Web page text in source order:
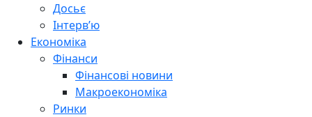
Досьє
Інтерв’ю
Економіка
Фінанси
Фінансові новини
Макроекономіка
Ринки